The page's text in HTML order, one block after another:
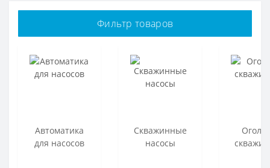
Фильтр товаров
Автоматика
для насосов
Скважинные
насосы